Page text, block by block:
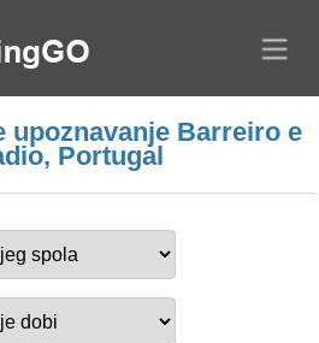
upoznavanje Barreiro e
Portugal